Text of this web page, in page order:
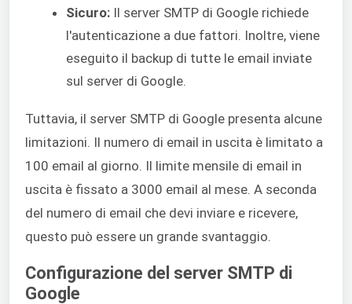
Sicuro: Il server SMTP di Google richiede
l'autenticazione a due fattori. Inoltre, viene
eseguito il backup di tutte le email inviate
sul server di Google.
Tuttavia, il server SMTP di Google presenta alcune
limitazioni. Il numero di email in uscita è limitato a
100 email al giorno. Il limite mensile di email in
uscita è fissato a 3000 email al mese. A seconda
del numero di email che devi inviare e ricevere,
questo può essere un grande svantaggio.
Configurazione del server SMTP di
Google